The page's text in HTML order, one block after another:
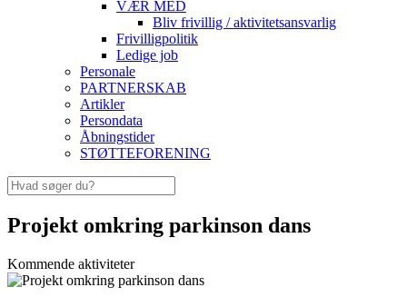
VÆR MED
Bliv frivillig / aktivitetsansvarlig
Frivilligpolitik
Ledige job
Personale
PARTNERSKAB
Artikler
Persondata
Åbningstider
STØTTEFORENING
Projekt omkring parkinson dans
Kommende aktiviteter